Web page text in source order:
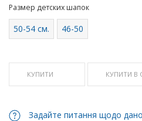
Размер детских шапок
50-54 см. 46-50
КУПИТИ КУПИТИ В
Задайте питання щодо